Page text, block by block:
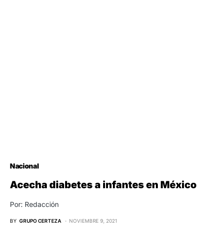
Nacional
Acecha diabetes a infantes en México
Por: Redacción
BY GRUPO CERTEZA NOVIEMBRE 9, 2021